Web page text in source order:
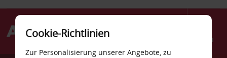
Menü
Cookie-Richtlinien
Zur Personalisierung unserer Angebote, zu